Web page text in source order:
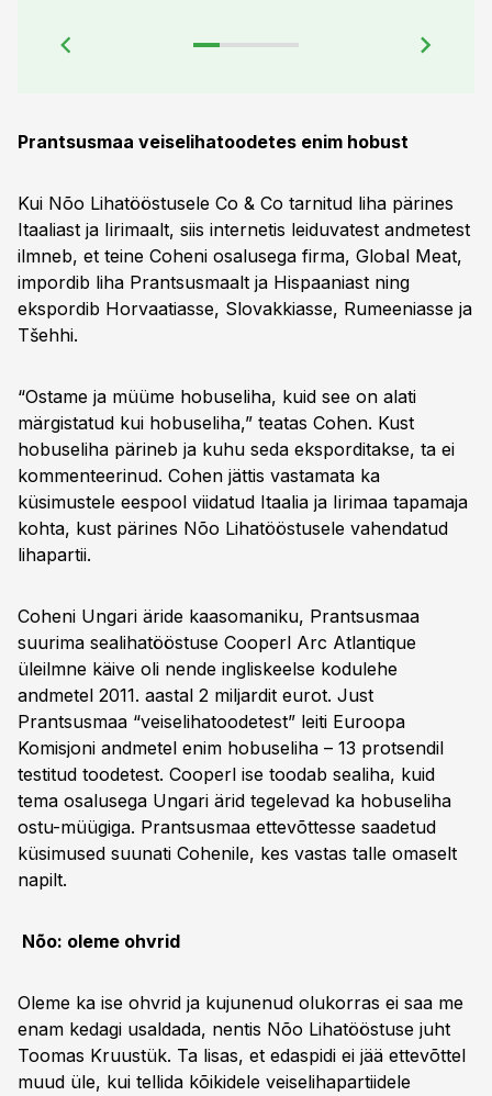
Prantsusmaa veiselihatoodetes enim hobust
Kui Nõo Lihatööstusele Co & Co tarnitud liha pärines
Itaaliast ja Iirimaalt, siis internetis leiduvatest andmetest
ilmneb, et teine Coheni osalusega firma, Global Meat,
impordib liha Prantsusmaalt ja Hispaaniast ning
ekspordib Horvaatiasse, Slovakkiasse, Rumeeniasse ja
Tšehhi.
“Ostame ja müüme hobuseliha, kuid see on alati
märgistatud kui hobuseliha,” teatas Cohen. Kust
hobuseliha pärineb ja kuhu seda eksporditakse, ta ei
kommenteerinud. Cohen jättis vastamata ka
küsimustele eespool viidatud Itaalia ja Iirimaa tapamaja
kohta, kust pärines Nõo Lihatööstusele vahendatud
lihapartii.
Coheni Ungari äride kaasomaniku, Prantsusmaa
suurima sealihatööstuse Cooperl Arc Atlantique
üleilmne käive oli nende ingliskeelse kodulehe
andmetel 2011. aastal 2 miljardit eurot. Just
Prantsusmaa “veiselihatoodetest” leiti Euroopa
Komisjoni andmetel enim hobuseliha – 13 protsendil
testitud toodetest. Cooperl ise toodab sealiha, kuid
tema osalusega Ungari ärid tegelevad ka hobuseliha
ostu-müügiga. Prantsusmaa ettevõttesse saadetud
küsimused suunati Cohenile, kes vastas talle omaselt
napilt.
Nõo: oleme ohvrid
Oleme ka ise ohvrid ja kujunenud olukorras ei saa me
enam kedagi usaldada, nentis Nõo Lihatööstuse juht
Toomas Kruustük. Ta lisas, et edaspidi ei jää ettevõttel
muud üle, kui tellida kõikidele veiselihapartiidele